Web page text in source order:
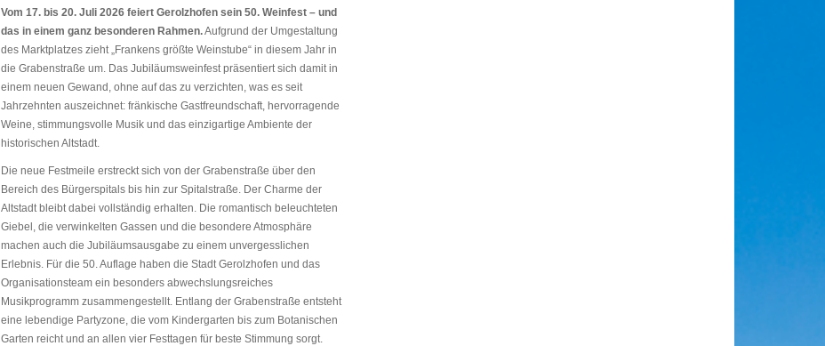
Vom 17. bis 20. Juli 2026 feiert Gerolzhofen sein 50. Weinfest – und
das in einem ganz besonderen Rahmen.Aufgrund der Umgestaltung
des Marktplatzes zieht „Frankens größte Weinstube“ in diesem Jahr in
die Grabenstraße um. Das Jubiläumsweinfest präsentiert sich damit in
einem neuen Gewand, ohne auf das zu verzichten, was es seit
Jahrzehnten auszeichnet: fränkische Gastfreundschaft, hervorragende
Weine, stimmungsvolle Musik und das einzigartige Ambiente der
historischen Altstadt.
Die neue Festmeile erstreckt sich von der Grabenstraße über den
Bereich des Bürgerspitals bis hin zur Spitalstraße. Der Charme der
Altstadt bleibt dabei vollständig erhalten. Die romantisch beleuchteten
Giebel, die verwinkelten Gassen und die besondere Atmosphäre
machen auch die Jubiläumsausgabe zu einem unvergesslichen
Erlebnis. Für die 50. Auflage haben die Stadt Gerolzhofen und das
Organisationsteam ein besonders abwechslungsreiches
Musikprogramm zusammengestellt. Entlang der Grabenstraße entsteht
eine lebendige Partyzone, die vom Kindergarten bis zum Botanischen
Garten reicht und an allen vier Festtagen für beste Stimmung sorgt.